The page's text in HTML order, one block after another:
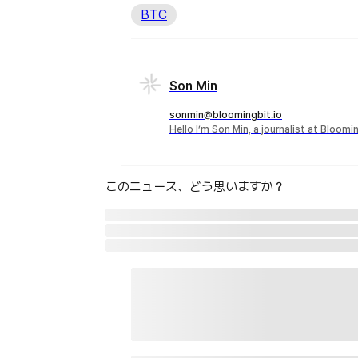
BTC
Son Min
sonmin@bloomingbit.io
Hello I’m Son Min, a journalist at
このニュース、どう思いますか？